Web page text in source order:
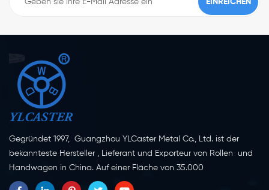
Gegründet 1997, Guangzhou YLCaster Metal Co., Ltd. ist der
bekannteste Hersteller , Lieferant und Exporteur von Rollen und
Handwagen in China. Auf einer Fläche von 35.000
Quadratmetern in der Stadt Yangjiang in der Provinz